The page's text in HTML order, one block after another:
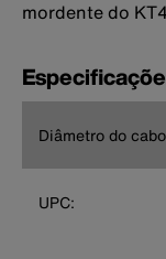
mordente do
Diâmetro do
UPC: